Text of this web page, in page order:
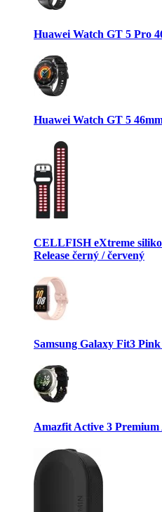
Huawei Watch GT 5 Pro
Huawei Watch GT 5
CELLFISH eXtreme
Release černý / červený
Samsung Galaxy Fit3
Amazfit Active 3 Premium